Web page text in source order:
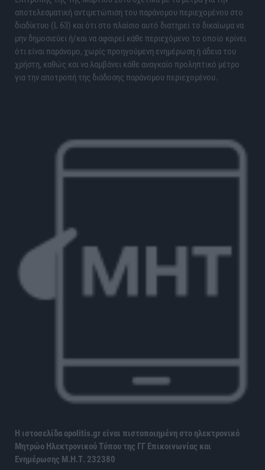
αποτελεσματική αντιμετώπιση του παράνομου περιεχομένου στο
διαδίκτυο (L 63) και ότι στο πλαίσιο αυτό διατηρεί το δικαίωμα να
μην δημοσιεύει ή/και να αφαιρεί κάθε περιεχόμενο το οποίο κρίνει
ότι είναι παράνομο, χωρίς προηγούμενη ενημέρωση ή άδεια του
χρήστη, καθώς και να λαμβάνει κάθε αναγκαίο προληπτικό μέτρο
για την αποτροπή της διάδοσης παράνομου περιεχομένου.
Η ιστοσελίδα opolitis.gr είναι πιστοποιημένη στο ηλεκτρονικό
Μητρώο Ηλεκτρονικού Τύπου της ΓΓ Επικοινωνίας και
Ενημέρωσης Μ.Η.Τ. 232380